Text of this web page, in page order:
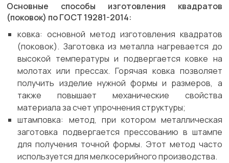
Основные способы изготовления квадратов
(поковок) по ГОСТ 19281-2014:
ковка: основной метод изготовления квадратов
(поковок). Заготовка из металла нагревается до
высокой температуры и подвергается ковке на
молотах или прессах. Горячая ковка позволяет
получить изделие нужной формы и размеров, а
также повышает механические свойства
материала за счет упрочнения структуры;
штамповка: метод, при котором металлическая
заготовка подвергается прессованию в штампе
для получения точной формы. Этот метод часто
используется для мелкосерийного производства.